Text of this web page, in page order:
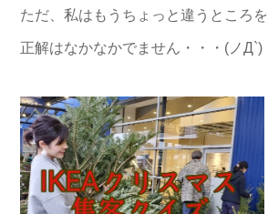
ただ、私はもうちょっと違うところ
正解はなかなかでません・・・(ノД`)